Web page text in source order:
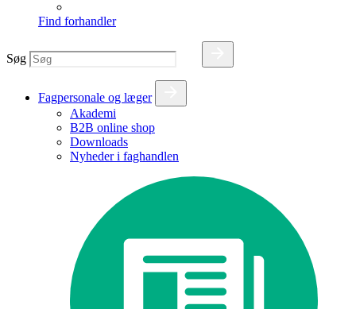
Find forhandler
Søg
Fagpersonale og læger
Akademi
B2B online shop
Downloads
Nyheder i faghandlen